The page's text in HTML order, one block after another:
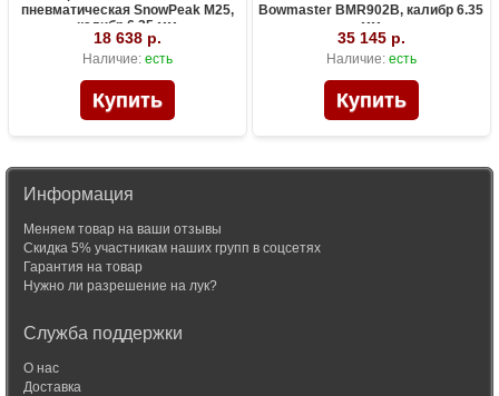
пневматическая SnowPeak M25,
калибр 6.35 мм
18 638 р.
Наличие: есть
Bowmaster BMR902B, калибр 6.35
мм
35 145 р.
Наличие: есть
Информация
Меняем товар на ваши отзывы
Скидка 5% участникам наших групп в соцсетях
Гарантия на товар
Нужно ли разрешение на лук?
Служба поддержки
О нас
Доставка